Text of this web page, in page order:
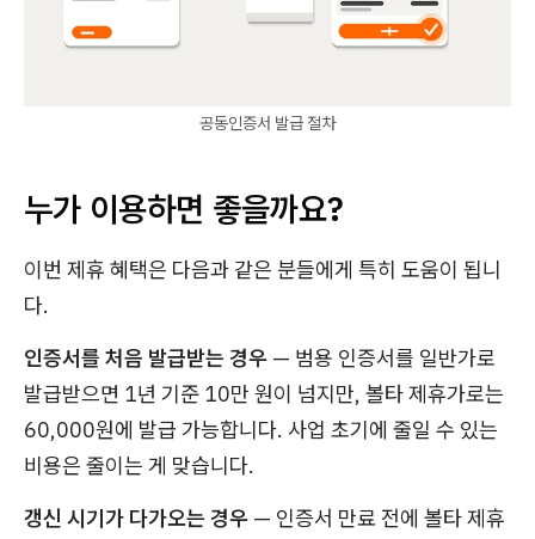
공동인증서 발급 절차
누가 이용하면 좋을까요?
이번 제휴 혜택은 다음과 같은 분들에게 특히 도움이 됩니
다.
인증서를 처음 발급받는 경우 — 범용 인증서를 일반가로
발급받으면 1년 기준 10만 원이 넘지만, 볼타 제휴가로는
60,000원에 발급 가능합니다. 사업 초기에 줄일 수 있는
비용은 줄이는 게 맞습니다.
갱신 시기가 다가오는 경우 — 인증서 만료 전에 볼타 제휴